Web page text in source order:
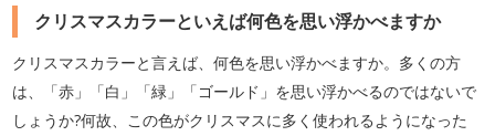
クリスマスカラーといえば何色を思い浮かべますか
クリスマスカラーと言えば、何色を思い浮かべますか。多くの方
は、「赤」「白」「緑」「ゴールド」を思い浮かべるのではないで
しょうか?何故、この色がクリスマスに多く使われるようになった